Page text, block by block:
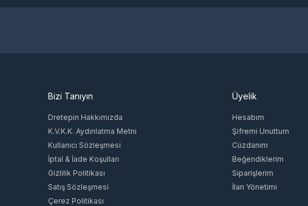
Bizi Tanıyın
Dretepin Hakkımızda
K.V.K.K. Aydınlatma Metni
Kullanıcı Sözleşmesi
İptal & İade Koşulları
Gizlilik Politikası
Satış Sözleşmesi
Çerez Politikası
Üyelik
Hesabım
Şifremi Unuttum
Cüzdanım
Beğendiklerim
Siparişlerim
İlan Yönetimi